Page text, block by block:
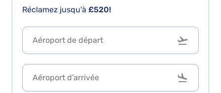
Réclamez jusqu'à £520!